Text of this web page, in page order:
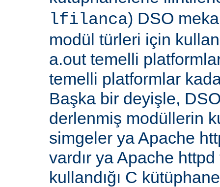
lfilanca) DSO
modül türleri için
a.out temelli
temelli platformlar
Başka bir deyişle,
derlenmiş modüllerin
simgeler ya Apache
vardır ya Apache
kullandığı C